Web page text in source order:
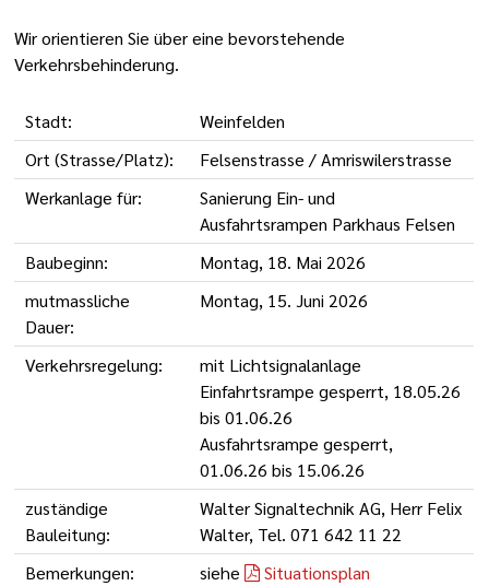
Wir orientieren Sie über eine bevorstehende
Verkehrsbehinderung.
Stadt:
Weinfelden
Ort (Strasse/Platz):
Felsenstrasse / Amriswilerstrasse
Werkanlage für:
Sanierung Ein- und
Ausfahrtsrampen Parkhaus Felsen
Baubeginn:
Montag, 18. Mai 2026
mutmassliche
Dauer:
Montag, 15. Juni 2026
Verkehrsregelung:
mit Lichtsignalanlage
Einfahrtsrampe gesperrt, 18.05.26
bis 01.06.26
Ausfahrtsrampe gesperrt,
01.06.26 bis 15.06.26
zuständige
Bauleitung:
Walter Signaltechnik AG, Herr Felix
Walter, Tel. 071 642 11 22
Bemerkungen:
siehe Situationsplan